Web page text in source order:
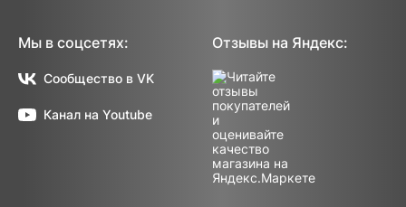
Мы в соцсетях:
Сообщество в VK
Канал на Youtube
Отзывы на Яндекс: